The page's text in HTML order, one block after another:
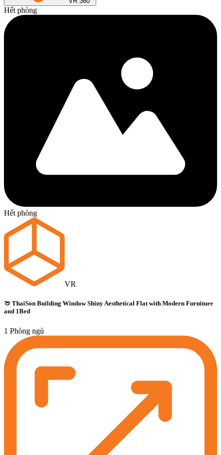
Hết phòng
Hết phòng
VR
🍈 ThaiSon Building Window Shiny Aesthetical Flat with Modern Furniture
and 1Bed
1 Phòng ngủ